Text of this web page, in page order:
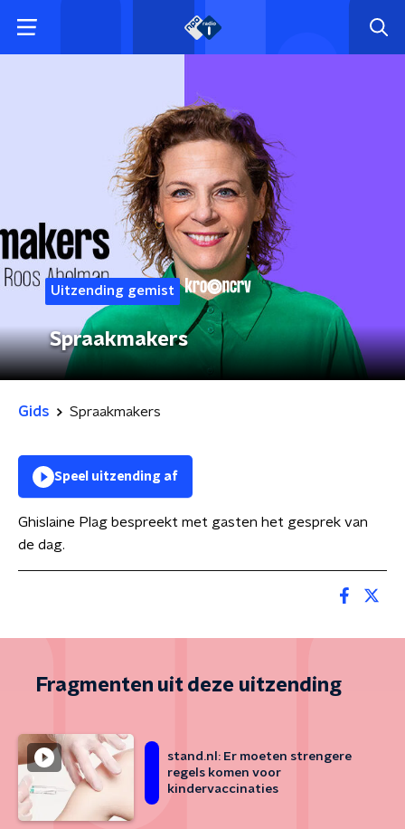
Uitzending gemist
Spraakmakers
Gids Spraakmakers
Speel uitzending af
Ghislaine Plag bespreekt met gasten het gesprek van
de dag.
Fragmenten uit deze uitzending
stand.nl: Er moeten strengere
regels komen voor
kindervaccinaties